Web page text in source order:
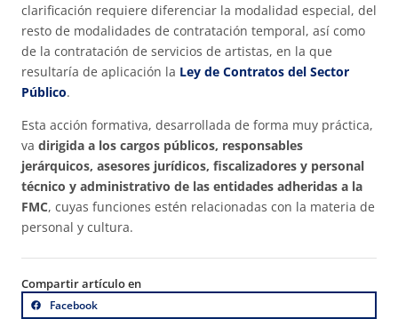
clarificación requiere diferenciar la modalidad especial, del
resto de modalidades de contratación temporal, así como
de la contratación de servicios de artistas, en la que
resultaría de aplicación la Ley de Contratos del Sector
Público.
Esta acción formativa, desarrollada de forma muy práctica,
va dirigida a los cargos públicos, responsables
jerárquicos, asesores jurídicos, fiscalizadores y personal
técnico y administrativo de las entidades adheridas a la
FMC, cuyas funciones estén relacionadas con la materia de
personal y cultura.
Compartir artículo en
Facebook